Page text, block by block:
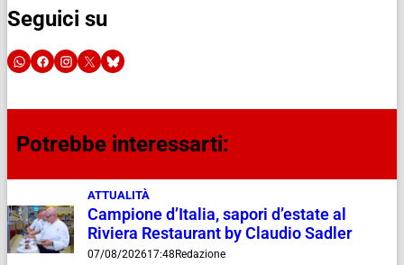
Seguici su
Potrebbe interessarti:
ATTUALITÀ
Campione d’Italia, sapori d’estate al
Riviera Restaurant by Claudio Sadler
07/08/202617:48 Redazione